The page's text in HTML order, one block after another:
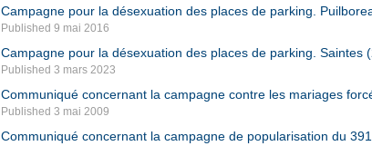
Campagne pour la désexuation des places de parking.
Published 9 mai 2016
Campagne pour la désexuation des places de parking. Saintes
Published 3 mars 2023
Communiqué concernant la campagne contre les mariages
Published 3 mai 2009
Communiqué concernant la campagne de popularisation du